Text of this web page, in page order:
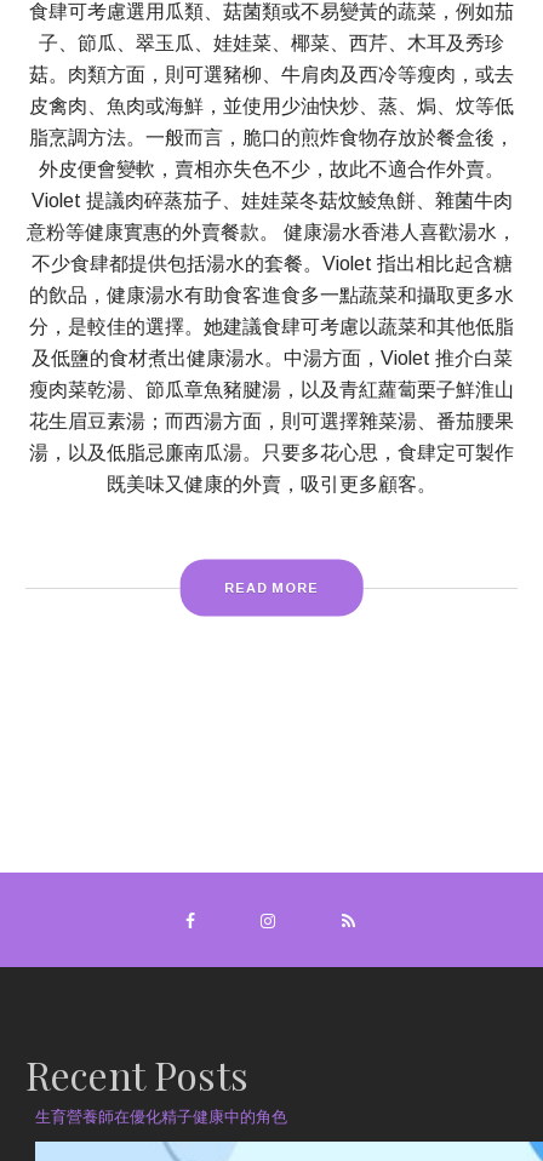
食肆可考慮選用瓜類、菇菌類或不易變黃的蔬菜，例如茄
子、節瓜、翠玉瓜、娃娃菜、椰菜、西芹、木耳及秀珍
菇。肉類方面，則可選豬柳、牛肩肉及西冷等瘦肉，或去
皮禽肉、魚肉或海鮮，並使用少油快炒、蒸、焗、炆等低
脂烹調方法。一般而言，脆口的煎炸食物存放於餐盒後，
外皮便會變軟，賣相亦失色不少，故此不適合作外賣。
Violet 提議肉碎蒸茄子、娃娃菜冬菇炆鯪魚餅、雜菌牛肉
意粉等健康實惠的外賣餐款。 健康湯水香港人喜歡湯水，
不少食肆都提供包括湯水的套餐。Violet 指出相比起含糖
的飲品，健康湯水有助食客進食多一點蔬菜和攝取更多水
分，是較佳的選擇。她建議食肆可考慮以蔬菜和其他低脂
及低鹽的食材煮出健康湯水。中湯方面，Violet 推介白菜
瘦肉菜乾湯、節瓜章魚豬腱湯，以及青紅蘿蔔栗子鮮淮山
花生眉豆素湯；而西湯方面，則可選擇雜菜湯、番茄腰果
湯，以及低脂忌廉南瓜湯。只要多花心思，食肆定可製作
既美味又健康的外賣，吸引更多顧客。
READ MORE
Recent Posts
生育營養師在優化精子健康中的角色